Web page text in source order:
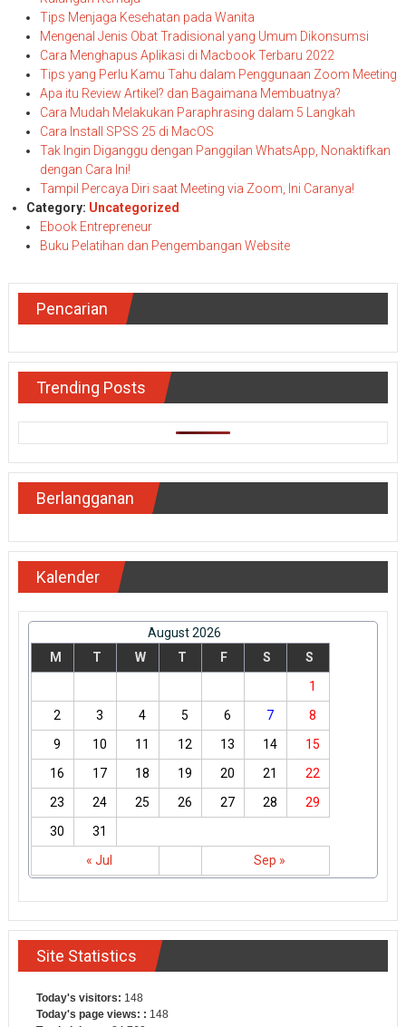
Tips Menjaga Kesehatan pada Wanita
Mengenal Jenis Obat Tradisional yang Umum Dikonsumsi
Cara Menghapus Aplikasi di Macbook Terbaru 2022
Tips yang Perlu Kamu Tahu dalam Penggunaan Zoom Meeting
Apa itu Review Artikel? dan Bagaimana Membuatnya?
Cara Mudah Melakukan Paraphrasing dalam 5 Langkah
Cara Install SPSS 25 di MacOS
Tak Ingin Diganggu dengan Panggilan WhatsApp, Nonaktifkan
dengan Cara Ini!
Tampil Percaya Diri saat Meeting via Zoom, Ini Caranya!
Category: Uncategorized
Ebook Entrepreneur
Buku Pelatihan dan Pengembangan Website
Pencarian
Trending Posts
Berlangganan
Kalender
August 2026
M
T W T F S S
« Jul Sep »
1
2
3 4 5 6 7
8
9
10 11 12 13 14
15
16
17 18 19 20 21
22
23
24 25 26 27 28
29
30
31
Site Statistics
Today's visitors: 148
Today's page views: : 148